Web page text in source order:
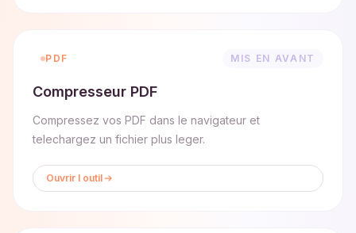
PDF MIS EN AVANT
Compresseur PDF
Compressez vos PDF dans le navigateur et
telechargez un fichier plus leger.
Ouvrir l outil